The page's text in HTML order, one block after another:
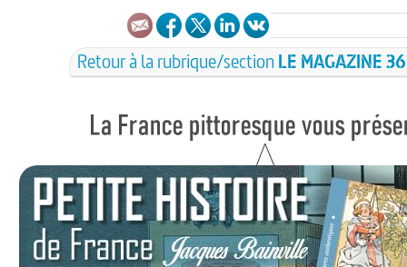
Retour à la rubrique/section LE MAGAZINE